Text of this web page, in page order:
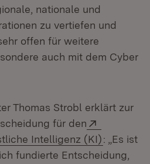
nationale und
zu vertiefen und
offen für weitere
auch mit dem Cyber
Thomas Strobl erklärt zur
für den
Intelligenz (KI)(Öffnet
: „Es ist
fundierte Entscheidung,